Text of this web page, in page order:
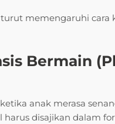
memengaruhi cara
Bermain
anak merasa
disajikan dalam